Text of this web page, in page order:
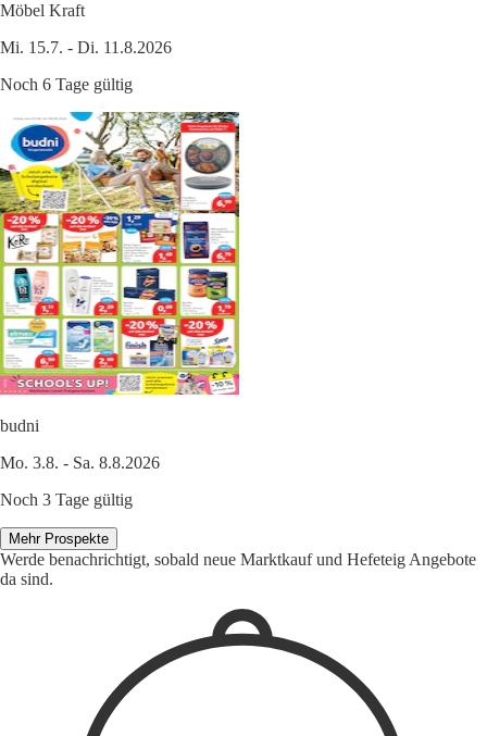
Möbel Kraft
Mi. 15.7. - Di. 11.8.2026
Noch 6 Tage gültig
budni
Mo. 3.8. - Sa. 8.8.2026
Noch 3 Tage gültig
Mehr Prospekte
Werde benachrichtigt, sobald neue Marktkauf und Hefeteig Angebote
da sind.